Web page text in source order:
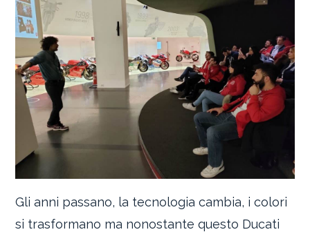
Gli anni passano, la tecnologia cambia, i colori
si trasformano ma nonostante questo Ducati